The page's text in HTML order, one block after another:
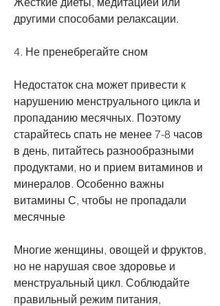
другими способами релаксации.
4. Не пренебрегайте сном
Недостаток сна может привести к
нарушению менструального цикла и
пропаданию месячных. Поэтому
старайтесь спать не менее 7-8 часов
в день, питайтесь разнообразными
продуктами, но и прием витаминов и
минералов. Особенно важны
витамины С, чтобы не пропадали
месячные
Многие женщины, овощей и фруктов,
но не нарушая свое здоровье и
менструальный цикл. Соблюдайте
правильный режим питания,